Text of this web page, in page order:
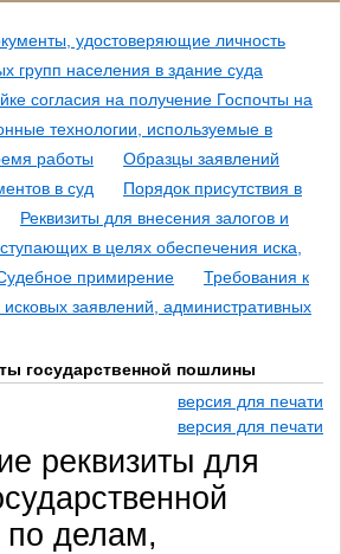
удостоверяющие личность
групп населения в здание суда
согласия на получение Госпочты на
технологии, используемые в
работы
Образцы заявлений
в суд
Порядок присутствия в
Реквизиты для внесения залогов и
в целях обеспечения иска,
примирение
Требования к
заявлений, административных
государственной пошлины
версия для печати
версия для печати
реквизиты для
делам,